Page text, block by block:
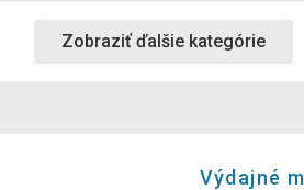
Zobraziť ďalšie kategórie
Výdajné